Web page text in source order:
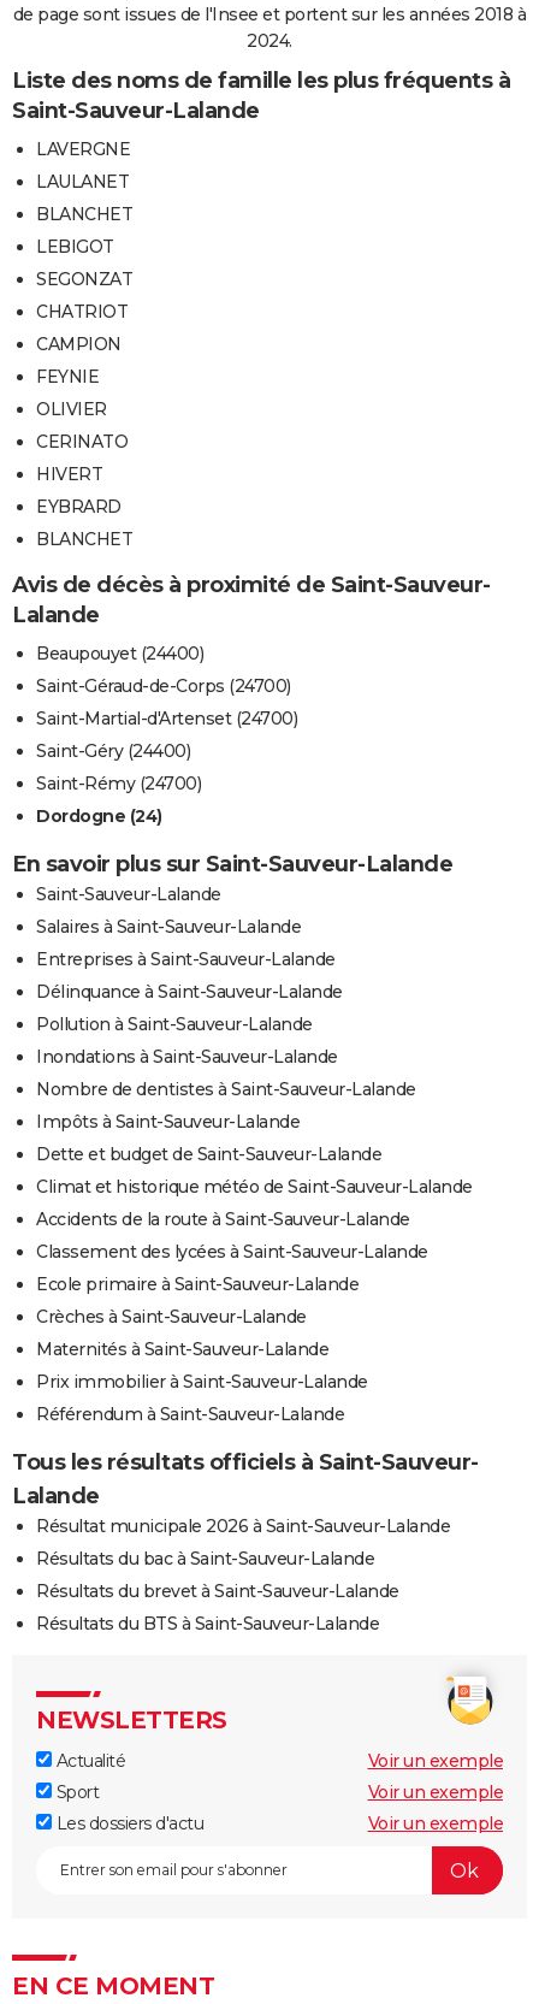
de page sont issues de l'Insee et portent sur les années 2018 à
2024.
Liste des noms de famille les plus fréquents à
Saint-Sauveur-Lalande
LAVERGNE
LAULANET
BLANCHET
LEBIGOT
SEGONZAT
CHATRIOT
CAMPION
FEYNIE
OLIVIER
CERINATO
HIVERT
EYBRARD
BLANCHET
Avis de décès à proximité de Saint-Sauveur-
Lalande
Beaupouyet (24400)
Saint-Géraud-de-Corps (24700)
Saint-Martial-d'Artenset (24700)
Saint-Géry (24400)
Saint-Rémy (24700)
Dordogne (24)
En savoir plus sur Saint-Sauveur-Lalande
Saint-Sauveur-Lalande
Salaires à Saint-Sauveur-Lalande
Entreprises à Saint-Sauveur-Lalande
Délinquance à Saint-Sauveur-Lalande
Pollution à Saint-Sauveur-Lalande
Inondations à Saint-Sauveur-Lalande
Nombre de dentistes à Saint-Sauveur-Lalande
Impôts à Saint-Sauveur-Lalande
Dette et budget de Saint-Sauveur-Lalande
Climat et historique météo de Saint-Sauveur-Lalande
Accidents de la route à Saint-Sauveur-Lalande
Classement des lycées à Saint-Sauveur-Lalande
Ecole primaire à Saint-Sauveur-Lalande
Crèches à Saint-Sauveur-Lalande
Maternités à Saint-Sauveur-Lalande
Prix immobilier à Saint-Sauveur-Lalande
Référendum à Saint-Sauveur-Lalande
Tous les résultats officiels à Saint-Sauveur-
Lalande
Résultat municipale 2026 à Saint-Sauveur-Lalande
Résultats du bac à Saint-Sauveur-Lalande
Résultats du brevet à Saint-Sauveur-Lalande
Résultats du BTS à Saint-Sauveur-Lalande
NEWSLETTERS
Actualité
Voir un exemple
Sport
Voir un exemple
Les dossiers d'actu
Voir un exemple
EN CE MOMENT